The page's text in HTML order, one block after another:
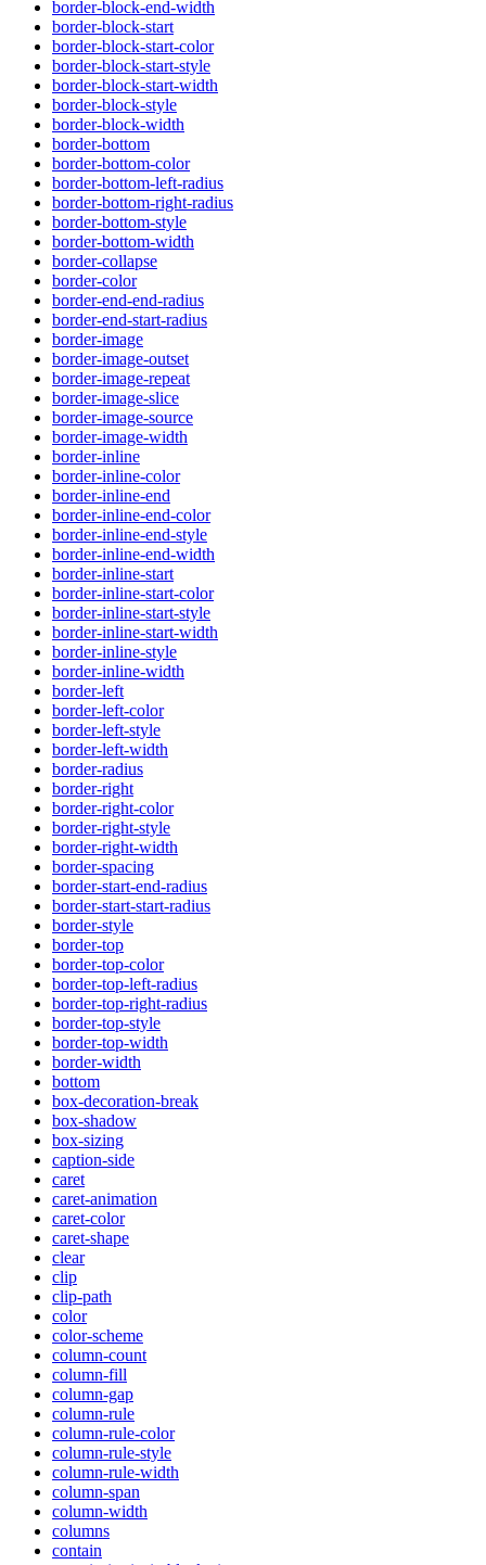
border-block-end-width
border-block-start
border-block-start-color
border-block-start-style
border-block-start-width
border-block-style
border-block-width
border-bottom
border-bottom-color
border-bottom-left-radius
border-bottom-right-radius
border-bottom-style
border-bottom-width
border-collapse
border-color
border-end-end-radius
border-end-start-radius
border-image
border-image-outset
border-image-repeat
border-image-slice
border-image-source
border-image-width
border-inline
border-inline-color
border-inline-end
border-inline-end-color
border-inline-end-style
border-inline-end-width
border-inline-start
border-inline-start-color
border-inline-start-style
border-inline-start-width
border-inline-style
border-inline-width
border-left
border-left-color
border-left-style
border-left-width
border-radius
border-right
border-right-color
border-right-style
border-right-width
border-spacing
border-start-end-radius
border-start-start-radius
border-style
border-top
border-top-color
border-top-left-radius
border-top-right-radius
border-top-style
border-top-width
border-width
bottom
box-decoration-break
box-shadow
box-sizing
caption-side
caret
caret-animation
caret-color
caret-shape
clear
clip
clip-path
color
color-scheme
column-count
column-fill
column-gap
column-rule
column-rule-color
column-rule-style
column-rule-width
column-span
column-width
columns
contain